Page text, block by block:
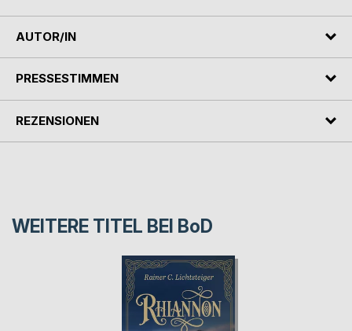
AUTOR/IN
PRESSESTIMMEN
REZENSIONEN
WEITERE TITEL BEI BoD